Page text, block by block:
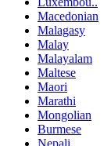
Macedonian
Malagasy
Malay
Malayalam
Maltese
Maori
Marathi
Mongolian
Burmese
Nepali